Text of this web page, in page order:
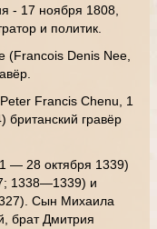
- 17 ноября 1808,
и политик.
(Francois Denis Nee,
Francis Chenu, 1
британский гравёр
— 28 октября 1339)
1338—1339) и
Сын Михаила
брат Дмитрия